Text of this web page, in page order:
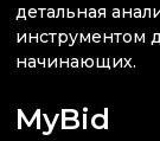
детальная
инструментом
начинающих.
MyBid